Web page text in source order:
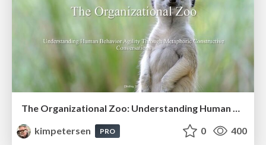
kimpetersen
PRO 0 400